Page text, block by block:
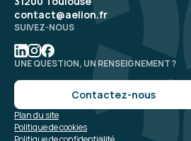
contact@aelion.fr
SUIVEZ-NOUS
UNE QUESTION, UN RENSEIGNEMENT ?
Contactez-nous
Politique de cookies
Plan du site